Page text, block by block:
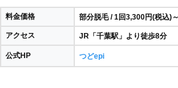
料金価格 部分脱毛 / 1回3,300円(税込)～
アクセス JR「千葉駅」より徒歩8分
公式HP つどepi